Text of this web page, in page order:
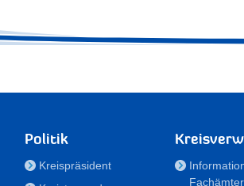
Politik
Kreispräsident
Fachämter